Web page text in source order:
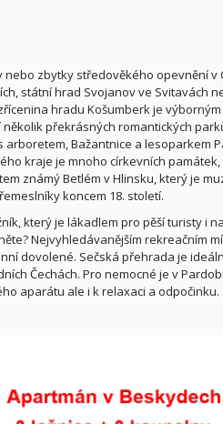
zbytky středověkého opevnění v
státní hrad Svojanov ve Svitavách
hradu Košumberk je
překrásných romantických
Bažantnice a lesoparkem
kraje je mnoho církevních
známý Betlém v Hlinsku, který je
koncem 18. století.
který je lákadlem pro pěší turisty i
Nejvyhledávanějším rekreačním
dovolené. Sečská přehrada je
Čechách. Pro nemocné je v
aparátu ale i k relaxaci a odpočinku.